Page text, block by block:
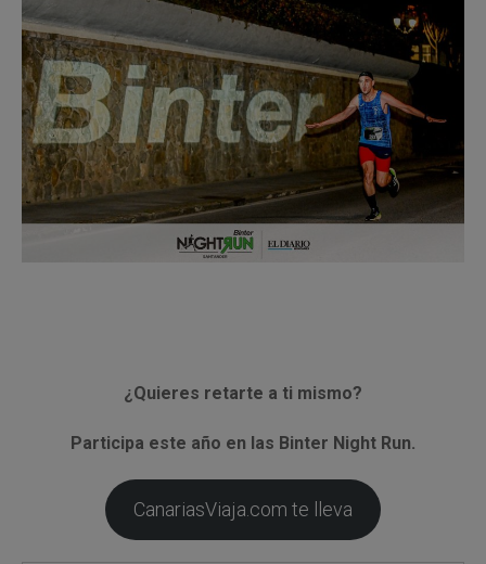
¿Quieres retarte a ti mismo?
Participa este año en las Binter Night Run.
CanariasViaja.com te lleva